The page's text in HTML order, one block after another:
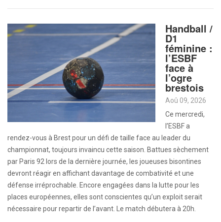
Handball /
D1
féminine :
l’ESBF
face à
l’ogre
brestois
Aoû 09, 2026
Ce mercredi,
l’ESBF a
rendez-vous à Brest pour un défi de taille face au leader du
championnat, toujours invaincu cette saison. Battues sèchement
par Paris 92 lors de la dernière journée, les joueuses bisontines
devront réagir en affichant davantage de combativité et une
défense irréprochable. Encore engagées dans la lutte pour les
places européennes, elles sont conscientes qu’un exploit serait
nécessaire pour repartir de l’avant. Le match débutera à 20h.